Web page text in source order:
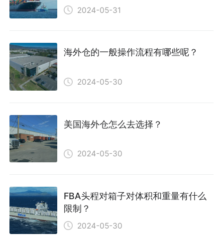
2024-05-31
海外仓的一般操作流程有哪些呢？
2024-05-30
美国海外仓怎么去选择？
2024-05-30
FBA头程对箱子对体积和重量有什么
限制？
2024-05-30